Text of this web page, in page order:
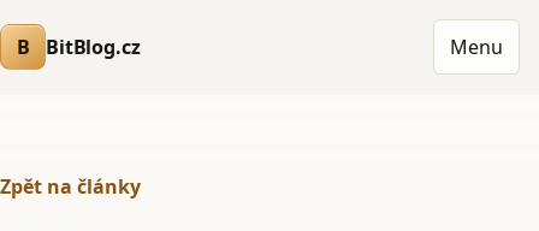
B BitBlog.cz Menu
Zpět na články